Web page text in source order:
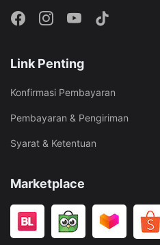
Link Penting
Konfirmasi Pembayaran
Pembayaran & Pengiriman
Syarat & Ketentuan
Marketplace